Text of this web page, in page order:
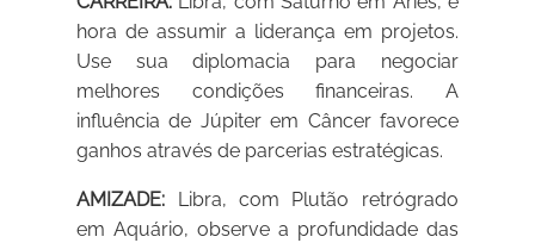
hora de assumir a liderança em projetos.
Use sua diplomacia para negociar
melhores condições financeiras. A
influência de Júpiter em Câncer favorece
ganhos através de parcerias estratégicas.
AMIZADE: Libra, com Plutão retrógrado
em Aquário, observe a profundidade das